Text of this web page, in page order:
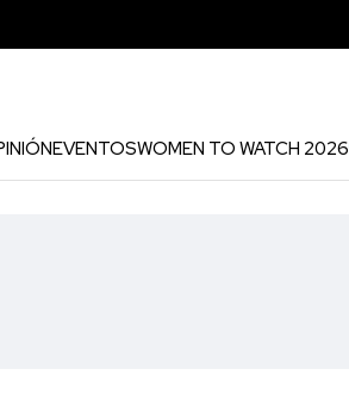
EVENTOSWOMEN TO WATCH 2026